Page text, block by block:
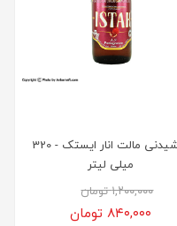
نوشیدنی مالت انار ایستک - 320
میلی لیتر
۱,۲۰۰,۰۰۰ تومان
۸۴۰,۰۰۰ تومان